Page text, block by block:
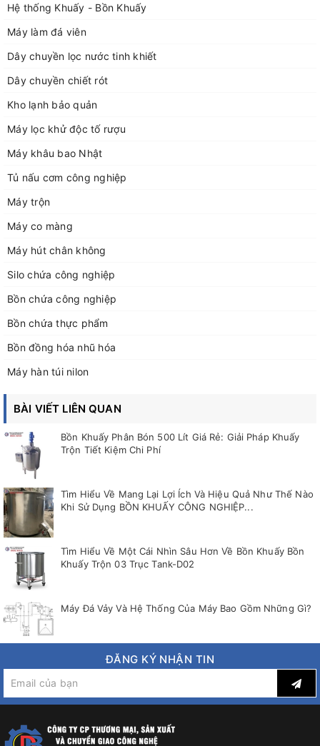
Hệ thống Khuấy - Bồn Khuấy
Máy làm đá viên
Dây chuyền lọc nước tinh khiết
Dây chuyền chiết rót
Kho lạnh bảo quản
Máy lọc khử độc tố rượu
Máy khâu bao Nhật
Tủ nấu cơm công nghiệp
Máy trộn
Máy co màng
Máy hút chân không
Silo chứa công nghiệp
Bồn chứa công nghiệp
Bồn chứa thực phẩm
Bồn đồng hóa nhũ hóa
Máy hàn túi nilon
BÀI VIẾT LIÊN QUAN
Bồn Khuấy Phân Bón 500 Lít Giá Rẻ: Giải Pháp Khuấy
Trộn Tiết Kiệm Chi Phí
Tìm Hiểu Về Mang Lại Lợi Ích Và Hiệu Quả Như Thế Nào
Khi Sử Dụng BỒN KHUẤY CÔNG NGHIỆP...
Tìm Hiểu Về Một Cái Nhìn Sâu Hơn Về Bồn Khuấy Bồn
Khuấy Trộn 03 Trục Tank-D02
Máy Đá Vảy Và Hệ Thống Của Máy Bao Gồm Những Gì?
ĐĂNG KÝ NHẬN TIN